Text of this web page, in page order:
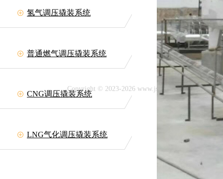
氢气调压撬装系统
普通燃气调压撬装系统
CNG调压撬装系统
LNG气化调压撬装系统
限公司
网址:www.jszllt.com
Copyright © 2023-2026 www.jszllt.com All rights